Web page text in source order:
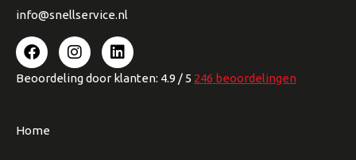
info@snellservice.nl
Beoordelingdoor klanten: 4.9 / 5 246 beoordelingen
Home